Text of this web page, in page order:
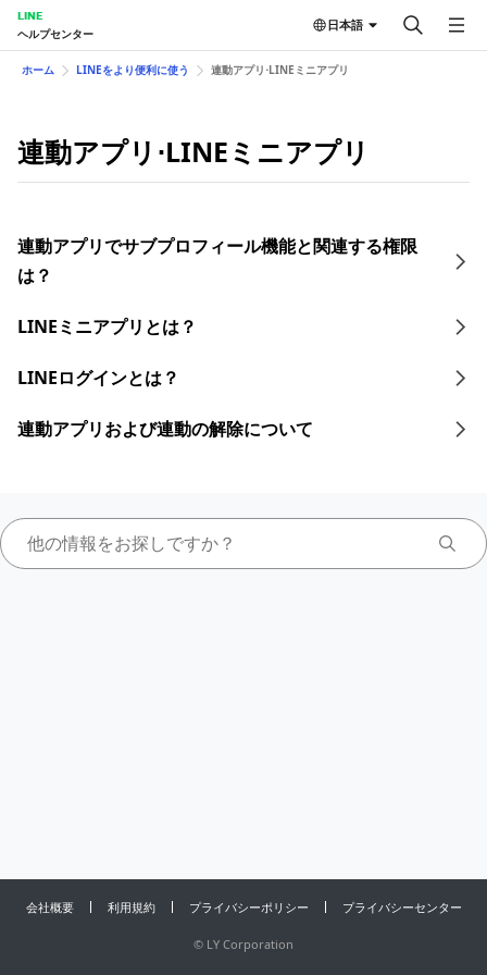
LINE
ヘルプセンター
日本語
ホーム LINEをより便利に使う 連動アプリ⋅LINEミニアプリ
連動アプリ⋅LINEミニアプリ
連動アプリでサブプロフィール機能と関連する権限
は？
LINEミニアプリとは？
LINEログインとは？
連動アプリおよび連動の解除について
会社概要 利用規約 プライバシーポリシー プライバシーセンター
© LY Corporation